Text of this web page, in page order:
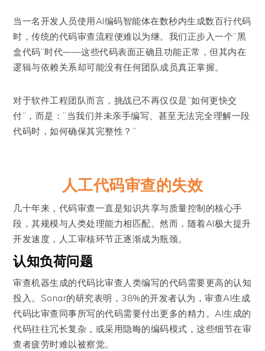
当一名开发人员使用AI编码智能体在数秒内生成数百行代码
时，传统的代码审查流程便难以为继。我们正步入一个”黑
盒代码”时代——这些代码表面正确且功能正常，但其内在
逻辑与依赖关系却可能没有任何团队成员真正掌握。
对于软件工程团队而言，挑战已不再仅仅是”如何更快交
付”，而是：”当我们并未亲手编写、甚至无法完全理解一段
代码时，如何确保其完整性？”
人工代码审查的失效
几十年来，代码审查一直是知识共享与质量控制的核心手
段，其规模与人类处理能力相匹配。然而，随着AI极大提升
开发速度，人工审核环节正逐渐成为瓶颈。
认知负荷问题
审查机器生成的代码比审查人类编写的代码需要更高的认知
投入。Sonar的研究表明，38%的开发者认为，审查AI生成
代码比审查同事所写的代码需要付出更多的精力。AI生成的
代码往往冗长复杂，或采用隐晦的编码模式，这些细节在审
查者疲劳时难以被察觉。